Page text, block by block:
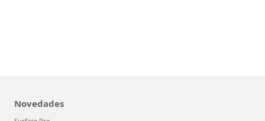
Novedades